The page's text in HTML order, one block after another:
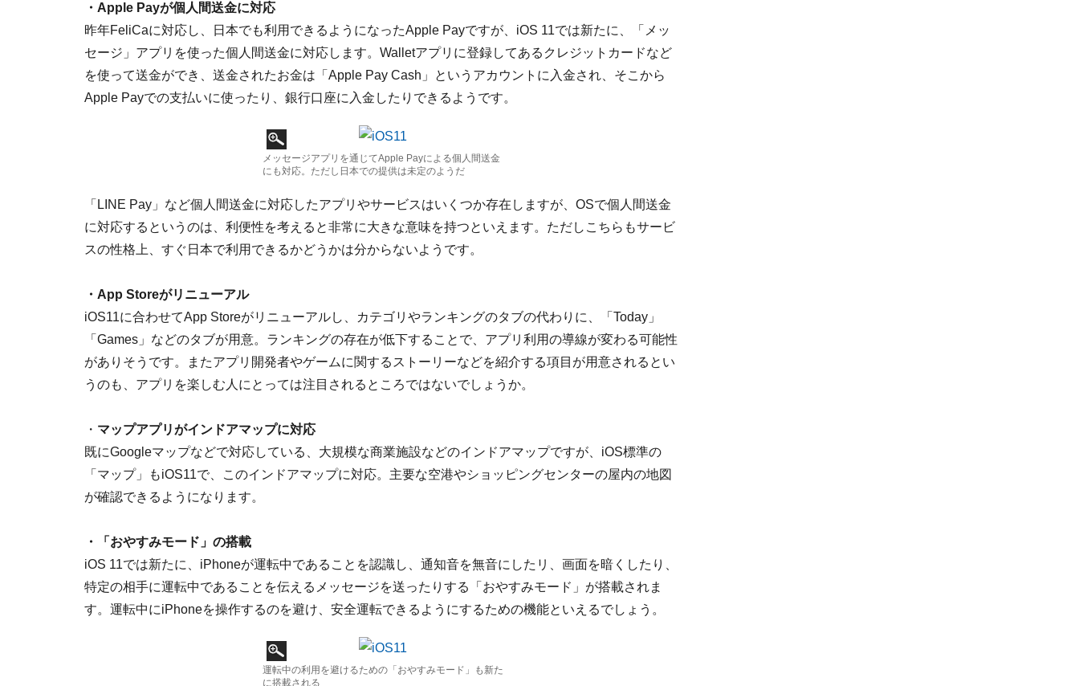
・Apple Payが個人間送金に対応
昨年FeliCaに対応し、日本でも利用できるようになったApple Payですが、iOS 11では新たに、「メッ
セージ」アプリを使った個人間送金に対応します。Walletアプリに登録してあるクレジットカードなど
を使って送金ができ、送金されたお金は「Apple Pay Cash」というアカウントに入金され、そこから
Apple Payでの支払いに使ったり、銀行口座に入金したりできるようです。
メッセージアプリを通じてApple Payによる個人間送金
にも対応。ただし日本での提供は未定のようだ
「LINE Pay」など個人間送金に対応したアプリやサービスはいくつか存在しますが、OSで個人間送金
に対応するというのは、利便性を考えると非常に大きな意味を持つといえます。ただしこちらもサービ
スの性格上、すぐ日本で利用できるかどうかは分からないようです。
・App Storeがリニューアル
iOS11に合わせてApp Storeがリニューアルし、カテゴリやランキングのタブの代わりに、「Today」
「Games」などのタブが用意。ランキングの存在が低下することで、アプリ利用の導線が変わる可能性
がありそうです。またアプリ開発者やゲームに関するストーリーなどを紹介する項目が用意されるとい
うのも、アプリを楽しむ人にとっては注目されるところではないでしょうか。
・ マップアプリがインドアマップに対応
既にGoogleマップなどで対応している、大規模な商業施設などのインドアマップですが、iOS標準の
「マップ」もiOS11で、このインドアマップに対応。主要な空港やショッピングセンターの屋内の地図
が確認できるようになります。
・「おやすみモード」の搭載
iOS 11では新たに、iPhoneが運転中であることを認識し、通知音を無音にしたリ、画面を暗くしたり、
特定の相手に運転中であることを伝えるメッセージを送ったりする「おやすみモード」が搭載されま
す。運転中にiPhoneを操作するのを避け、安全運転できるようにするための機能といえるでしょう。
運転中の利用を避けるための「おやすみモード」も新た
に搭載される